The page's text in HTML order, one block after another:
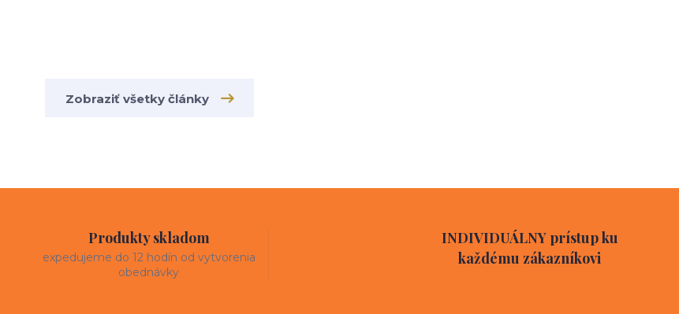
Zobraziť všetky články
Produkty skladom
expedujeme do 12 hodín od vytvorenia
obednávky
INDIVIDUÁLNY prístup ku
každému zákazníkovi